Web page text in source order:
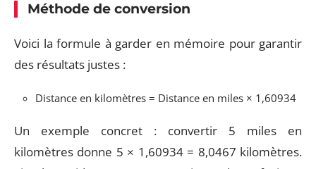
Méthode de conversion
Voici la formule à garder en mémoire pour garantir
des résultats justes :
Distance en kilomètres = Distance en miles × 1,60934
Un exemple concret : convertir 5 miles en
kilomètres donne 5 × 1,60934 = 8,0467 kilomètres.